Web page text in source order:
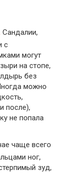
Сандалии,
с
могут
на стопе,
без
можно
после),
не попала
чаще всего
ног,
зуд,